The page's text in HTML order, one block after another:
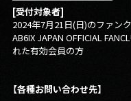
[受付対象者]
2024年7月21日(日)のファン
AB6IX JAPAN OFFICIAL
れた有効会員の方
【各種お問い合わせ先】